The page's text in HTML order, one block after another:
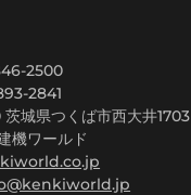
2500
2841
城県つくば市西大井1703
機ワールド